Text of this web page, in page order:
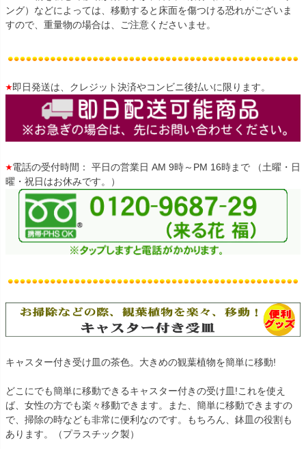
ング）などによっては、移動すると床面を傷つける恐れがございま
すので、重量物の場合は、ご注意くださいませ。
即日発送は、クレジット決済やコンビニ後払いに限ります。
電話の受付時間： 平日の営業日 AM 9時～PM 16時まで （土曜・日
曜・祝日はお休みです。）
キャスター付き受け皿の茶色。大きめの観葉植物を簡単に移動!
どこにでも簡単に移動できるキャスター付きの受け皿!これを使え
ば、女性の方でも楽々移動できます。また、簡単に移動できますの
で、掃除の時なども非常に便利なのです。もちろん、鉢皿の役割も
あります。（プラスチック製）